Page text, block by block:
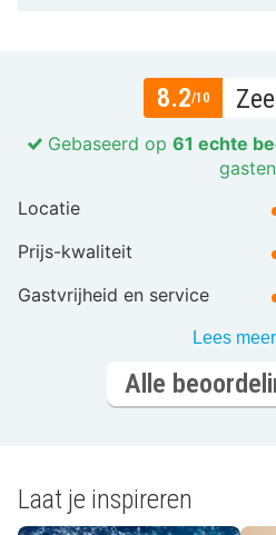
8.2/10
Gebaseerd op 61 echte
Locatie
Prijs-kwaliteit
Gastvrijheid en service
Lees meer
Alle
Laat je inspireren